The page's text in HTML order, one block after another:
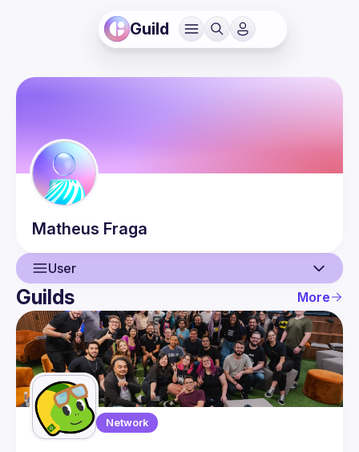
Guild
Matheus Fraga
User
User
Events
Guilds
Guilds More
Network